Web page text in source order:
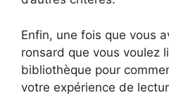
Enfin, une fois que vous
ronsard que vous voulez
bibliothèque pour
votre expérience de